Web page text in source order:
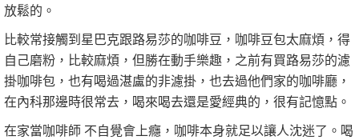
放鬆的。
比較常接觸到星巴克跟路易莎的咖啡豆，咖啡豆包太麻煩，得
自己磨粉，比較麻煩，但勝在動手樂趣，之前有買路易莎的濾
掛咖啡包，也有喝過湛盧的非濾掛，也去過他們家的咖啡廳，
在內科那邊時很常去，喝來喝去還是愛經典的，很有記憶點。
在家當咖啡師 不自覺會上癮，咖啡本身就足以讓人沈迷了。喝